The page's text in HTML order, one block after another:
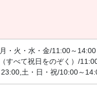
月・火・水・金/11:00～
（すべて祝日をのぞく）/
23:00,土・日・祝/10:00～